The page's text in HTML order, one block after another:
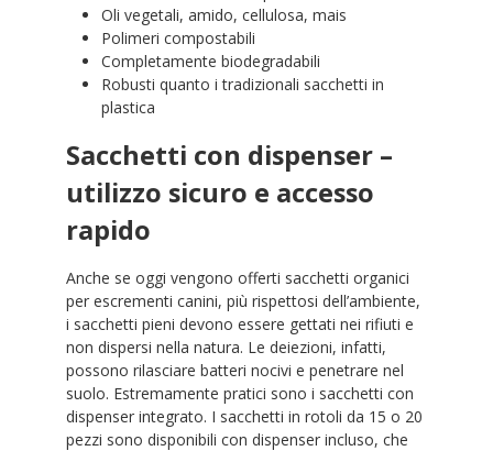
Oli vegetali, amido, cellulosa, mais
Polimeri compostabili
Completamente biodegradabili
Robusti quanto i tradizionali sacchetti in
plastica
Sacchetti con dispenser –
utilizzo sicuro e accesso
rapido
Anche se oggi vengono offerti sacchetti organici
per escrementi canini, più rispettosi dell’ambiente,
i sacchetti pieni devono essere gettati nei rifiuti e
non dispersi nella natura. Le deiezioni, infatti,
possono rilasciare batteri nocivi e penetrare nel
suolo. Estremamente pratici sono i sacchetti con
dispenser integrato. I sacchetti in rotoli da 15 o 20
pezzi sono disponibili con dispenser incluso, che